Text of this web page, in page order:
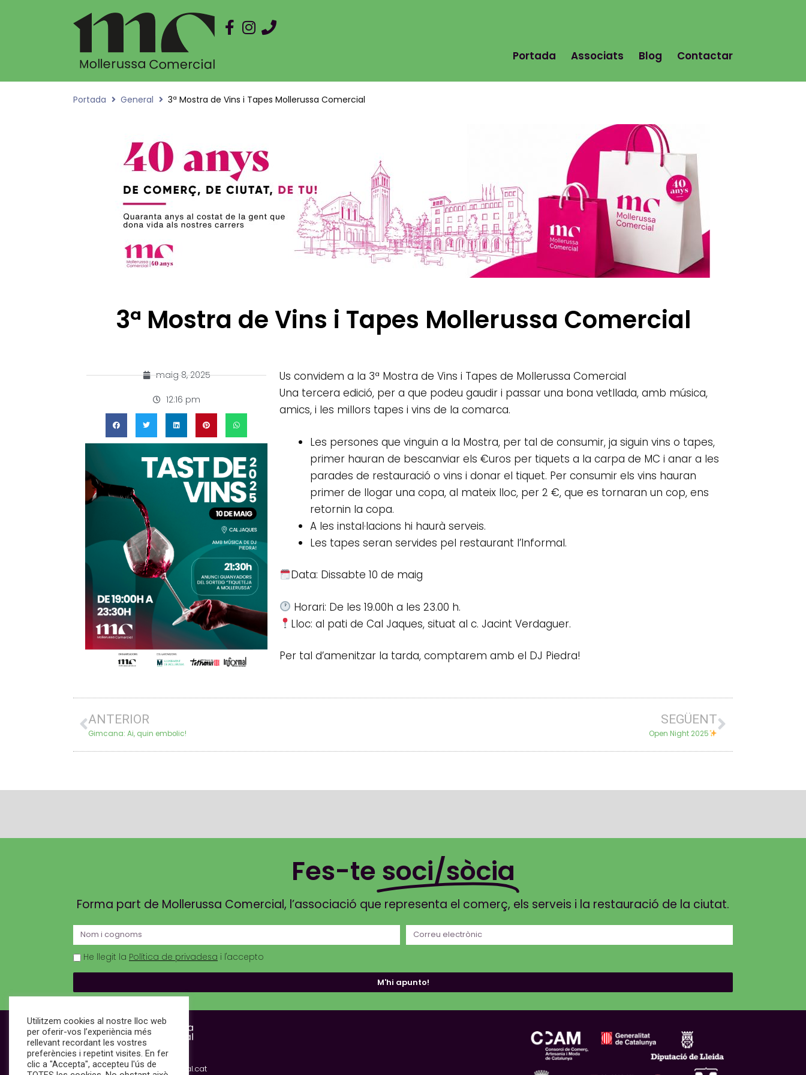
Portada Associats Blog Contactar
Portada General 3ª Mostra de Vins i Tapes Mollerussa Comercial
3ª Mostra de Vins i Tapes Mollerussa Comercial
maig 8, 2025
12:16 pm
Us convidem a la 3ª Mostra de Vins i Tapes de Mollerussa Comercial
Una tercera edició, per a que podeu gaudir i passar una bona vetllada, amb música,
amics, i les millors tapes i vins de la comarca.
Les persones que vinguin a la Mostra, per tal de consumir, ja siguin vins o tapes,
primer hauran de bescanviar els €uros per tiquets a la carpa de MC i anar a les
parades de restauració o vins i donar el tiquet. Per consumir els vins hauran
primer de llogar una copa, al mateix lloc, per 2 €, que es tornaran un cop, ens
retornin la copa.
A les instal·lacions hi haurà serveis.
Les tapes seran servides pel restaurant l’Informal.
Data: Dissabte 10 de maig
Horari: De les 19.00h a les 23.00 h.
Lloc: al pati de Cal Jaques, situat al c. Jacint Verdaguer.
Per tal d’amenitzar la tarda, comptarem amb el DJ Piedra!
ANTERIOR
Gimcana: Ai, quin embolic!
SEGÜENT
Open Night 2025
Fes-te soci/sòcia
Forma part de Mollerussa Comercial, l’associació que representa el comerç, els serveis i la restauració de la ciutat.
He llegit la Política de privadesa i l'accepto
M'hi apunto!
C. Jacint Verdaguer, 19
25230 Mollerussa (Lleida)
info@mollerussacomercial.cat
Utilitzem cookies al nostre lloc web
per oferir-vos l’experiència més
rellevant recordant les vostres
preferències i repetint visites. En fer
clic a "Accepta", accepteu l'ús de